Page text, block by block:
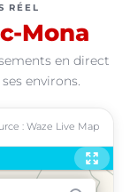
RÉEL
Mona
en direct
environs.
: Waze Live Map